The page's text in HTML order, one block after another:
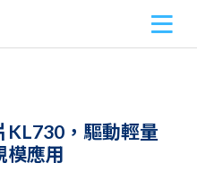
KL730，驅動輕量
模應用